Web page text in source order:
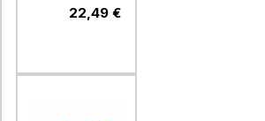
5115M,22,49 €